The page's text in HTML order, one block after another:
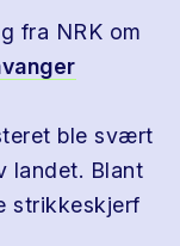
fra NRK om
ble svært
landet. Blant
strikkeskjerf